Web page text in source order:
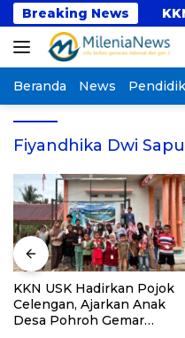
Langsung
ke
konten
Breaking News
PKM KKN
Beranda News
Fiyandhika Dwi
KKN USK Hadirkan Pojok
Celengan, Ajarkan Anak
Desa Pohroh Gemar